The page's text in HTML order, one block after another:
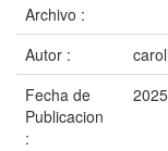
Archivo :
Autor :
Fecha de
Publicacion
: